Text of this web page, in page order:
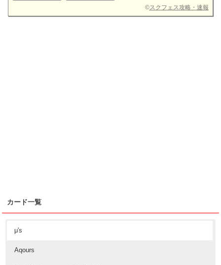
©スクフェス攻略・速報
カード一覧
μ's
Aqours